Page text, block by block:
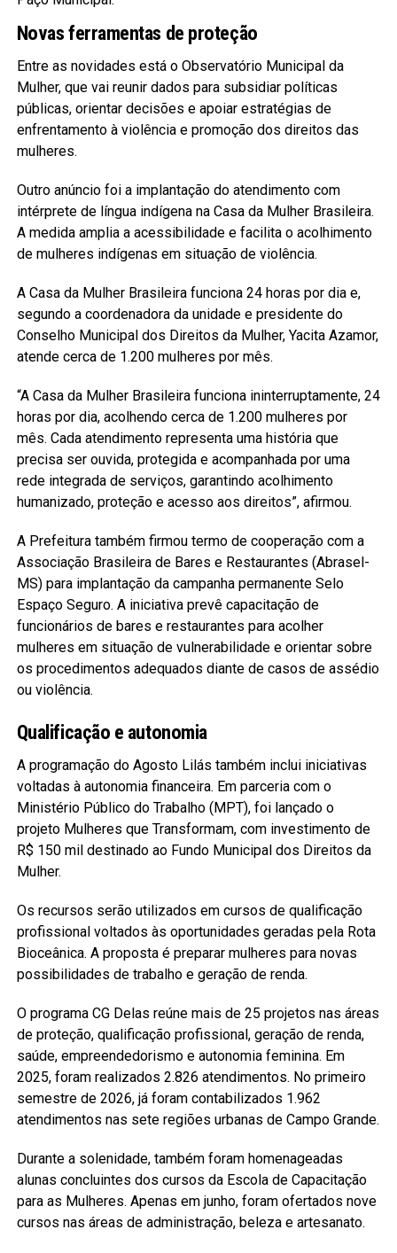
Novas ferramentas de proteção
Entre as novidades está o Observatório Municipal da
Mulher, que vai reunir dados para subsidiar políticas
públicas, orientar decisões e apoiar estratégias de
enfrentamento à violência e promoção dos direitos das
mulheres.
Outro anúncio foi a implantação do atendimento com
intérprete de língua indígena na Casa da Mulher Brasileira.
A medida amplia a acessibilidade e facilita o acolhimento
de mulheres indígenas em situação de violência.
A Casa da Mulher Brasileira funciona 24 horas por dia e,
segundo a coordenadora da unidade e presidente do
Conselho Municipal dos Direitos da Mulher, Yacita Azamor,
atende cerca de 1.200 mulheres por mês.
“A Casa da Mulher Brasileira funciona ininterruptamente, 24
horas por dia, acolhendo cerca de 1.200 mulheres por
mês. Cada atendimento representa uma história que
precisa ser ouvida, protegida e acompanhada por uma
rede integrada de serviços, garantindo acolhimento
humanizado, proteção e acesso aos direitos”, afirmou.
A Prefeitura também firmou termo de cooperação com a
Associação Brasileira de Bares e Restaurantes (Abrasel-
MS) para implantação da campanha permanente Selo
Espaço Seguro. A iniciativa prevê capacitação de
funcionários de bares e restaurantes para acolher
mulheres em situação de vulnerabilidade e orientar sobre
os procedimentos adequados diante de casos de assédio
ou violência.
Qualificação e autonomia
A programação do Agosto Lilás também inclui iniciativas
voltadas à autonomia financeira. Em parceria com o
Ministério Público do Trabalho (MPT), foi lançado o
projeto Mulheres que Transformam, com investimento de
R$ 150 mil destinado ao Fundo Municipal dos Direitos da
Mulher.
Os recursos serão utilizados em cursos de qualificação
profissional voltados às oportunidades geradas pela Rota
Bioceânica. A proposta é preparar mulheres para novas
possibilidades de trabalho e geração de renda.
O programa CG Delas reúne mais de 25 projetos nas áreas
de proteção, qualificação profissional, geração de renda,
saúde, empreendedorismo e autonomia feminina. Em
2025, foram realizados 2.826 atendimentos. No primeiro
semestre de 2026, já foram contabilizados 1.962
atendimentos nas sete regiões urbanas de Campo Grande.
Durante a solenidade, também foram homenageadas
alunas concluintes dos cursos da Escola de Capacitação
para as Mulheres. Apenas em junho, foram ofertados nove
cursos nas áreas de administração, beleza e artesanato.